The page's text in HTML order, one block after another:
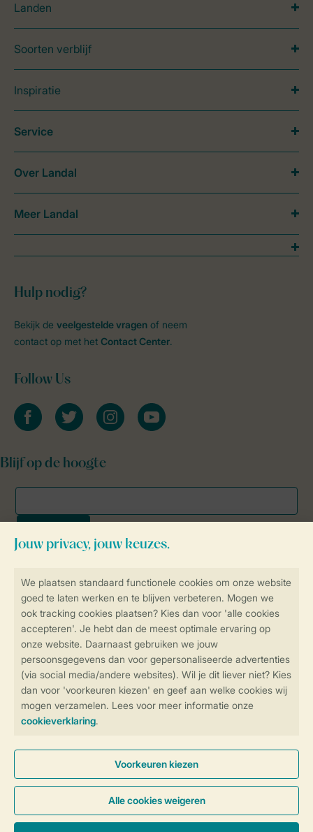
Controle over jouw gegevens &
Veilig en snel online boeken
SSL certificaat
Veilige gegevensoverdracht
Landen
Soorten verblijf
Inspiratie
Hulp nodig?
Bekijk de veelgestelde vragen of neem
contact op met het Contact Center.
Follow Us
facebooktwitter instagramyoutube
Blijf op de hoogte
Service
Over Landal
Meer Landal
Algemene voorwaarden Privacy notice
Cookies en banners